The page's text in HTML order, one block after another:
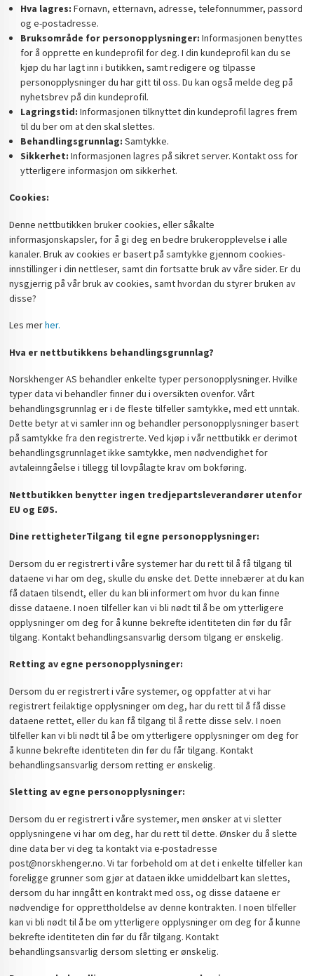
Hva lagres: Fornavn, etternavn, adresse, telefonnummer, passord
og e-postadresse.
Bruksområde for personopplysninger: Informasjonen benyttes
for å opprette en kundeprofil for deg. I din kundeprofil kan du se
kjøp du har lagt inn i butikken, samt redigere og tilpasse
personopplysninger du har gitt til oss. Du kan også melde deg på
nyhetsbrev på din kundeprofil.
Lagringstid: Informasjonen tilknyttet din kundeprofil lagres frem
til du ber om at den skal slettes.
Behandlingsgrunnlag: Samtykke.
Sikkerhet: Informasjonen lagres på sikret server. Kontakt oss for
ytterligere informasjon om sikkerhet.
Cookies:
Denne nettbutikken bruker cookies, eller såkalte
informasjonskapsler, for å gi deg en bedre brukeropplevelse i alle
kanaler. Bruk av cookies er basert på samtykke gjennom cookies-
innstillinger i din nettleser, samt din fortsatte bruk av våre sider. Er du
nysgjerrig på vår bruk av cookies, samt hvordan du styrer bruken av
disse?
Les merher.
Hva er nettbutikkens behandlingsgrunnlag?
Norskhenger AS behandler enkelte typer personopplysninger. Hvilke
typer data vi behandler finner du i oversikten ovenfor. Vårt
behandlingsgrunnlag er i de fleste tilfeller samtykke, med ett unntak.
Dette betyr at vi samler inn og behandler personopplysninger basert
på samtykke fra den registrerte. Ved kjøp i vår nettbutikk er derimot
behandlingsgrunnlaget ikke samtykke, men nødvendighet for
avtaleinngåelse i tillegg til lovpålagte krav om bokføring.
Nettbutikken benytter ingen tredjepartsleverandører utenfor
EU og EØS.
Dine rettigheterTilgang til egne personopplysninger:
Dersom du er registrert i våre systemer har du rett til å få tilgang til
dataene vi har om deg, skulle du ønske det. Dette innebærer at du kan
få dataen tilsendt, eller du kan bli informert om hvor du kan finne
disse dataene. I noen tilfeller kan vi bli nødt til å be om ytterligere
opplysninger om deg for å kunne bekrefte identiteten din før du får
tilgang. Kontakt behandlingsansvarlig dersom tilgang er ønskelig.
Retting av egne personopplysninger:
Dersom du er registrert i våre systemer, og oppfatter at vi har
registrert feilaktige opplysninger om deg, har du rett til å få disse
dataene rettet, eller du kan få tilgang til å rette disse selv. I noen
tilfeller kan vi bli nødt til å be om ytterligere opplysninger om deg for
å kunne bekrefte identiteten din før du får tilgang. Kontakt
behandlingsansvarlig dersom retting er ønskelig.
Sletting av egne personopplysninger:
Dersom du er registrert i våre systemer, men ønsker at vi sletter
opplysningene vi har om deg, har du rett til dette. Ønsker du å slette
dine data ber vi deg ta kontakt via e-postadresse
post@norskhenger.no. Vi tar forbehold om at det i enkelte tilfeller kan
foreligge grunner som gjør at dataen ikke umiddelbart kan slettes,
dersom du har inngått en kontrakt med oss, og disse dataene er
nødvendige for opprettholdelse av denne kontrakten. I noen tilfeller
kan vi bli nødt til å be om ytterligere opplysninger om deg for å kunne
bekrefte identiteten din før du får tilgang. Kontakt
behandlingsansvarlig dersom sletting er ønskelig.